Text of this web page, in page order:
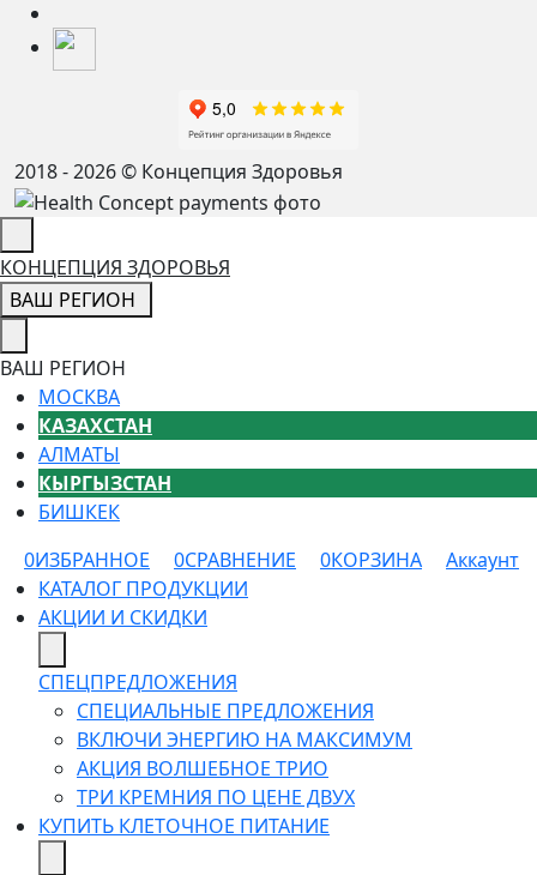
2018 - 2026 © Концепция Здоровья
КОНЦЕПЦИЯ ЗДОРОВЬЯ
ВАШ РЕГИОН
ВАШ РЕГИОН
МОСКВА
КАЗАХСТАН
АЛМАТЫ
КЫРГЫЗСТАН
БИШКЕК
0ИЗБРАННОЕ 0СРАВНЕНИЕ 0КОРЗИНА
Аккаунт
КАТАЛОГ ПРОДУКЦИИ
АКЦИИ И СКИДКИ
СПЕЦПРЕДЛОЖЕНИЯ
СПЕЦИАЛЬНЫЕ ПРЕДЛОЖЕНИЯ
ВКЛЮЧИ ЭНЕРГИЮ НА МАКСИМУМ
АКЦИЯ ВОЛШЕБНОЕ ТРИО
ТРИ КРЕМНИЯ ПО ЦЕНЕ ДВУХ
КУПИТЬ КЛЕТОЧНОЕ ПИТАНИЕ